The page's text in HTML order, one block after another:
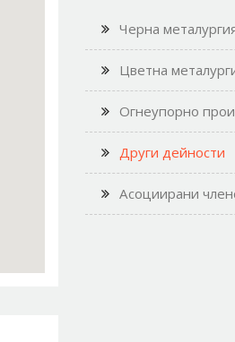
Черна
Цветна
Огнеупорно
Други дейности
Асоциирани